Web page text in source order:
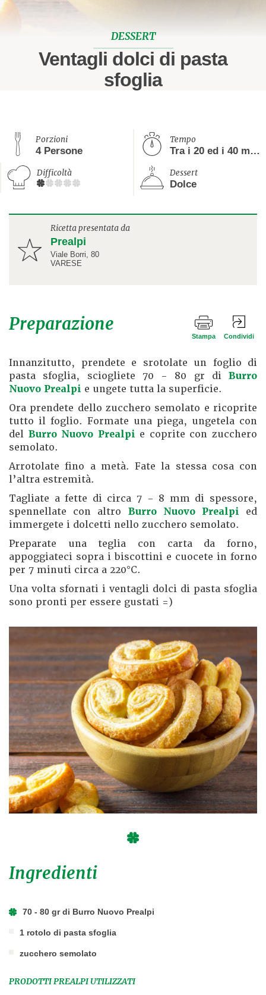
DESSERT
Ventagli dolci di pasta
sfoglia
Porzioni
4 Persone
Tempo
Tra i 20 ed i 40 minuti
Difficoltà Dessert
Dolce
Ricetta presentata da
Prealpi
Viale Borri, 80
VARESE
Preparazione
Stampa Condividi
Innanzitutto, prendete e srotolate un foglio di
pasta sfoglia, sciogliete 70 - 80 gr di Burro
Nuovo Prealpi e ungete tutta la superficie.
Ora prendete dello zucchero semolato e ricoprite
tutto il foglio. Formate una piega, ungetela con
del Burro Nuovo Prealpi e coprite con zucchero
semolato.
Arrotolate fino a metà. Fate la stessa cosa con
l’altra estremità.
Tagliate a fette di circa 7 - 8 mm di spessore,
spennellate con altro Burro Nuovo Prealpi ed
immergete i dolcetti nello zucchero semolato.
Preparate una teglia con carta da forno,
appoggiateci sopra i biscottini e cuocete in forno
per 7 minuti circa a 220°C.
Una volta sfornati i ventagli dolci di pasta sfoglia
sono pronti per essere gustati =)
Ingredienti
70 - 80 gr di Burro Nuovo Prealpi
1 rotolo di pasta sfoglia
zucchero semolato
PRODOTTI PREALPI UTILIZZATI